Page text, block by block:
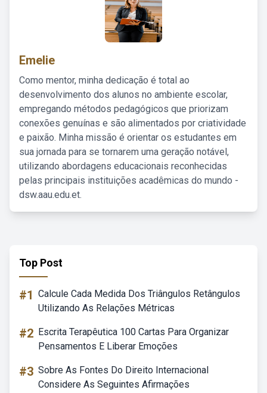
Emelie
Como mentor, minha dedicação é total ao
desenvolvimento dos alunos no ambiente escolar,
empregando métodos pedagógicos que priorizam
conexões genuínas e são alimentados por criatividade
e paixão. Minha missão é orientar os estudantes em
sua jornada para se tornarem uma geração notável,
utilizando abordagens educacionais reconhecidas
pelas principais instituições acadêmicas do mundo -
dsw.aau.edu.et.
Top Post
#1 Calcule Cada Medida Dos Triângulos Retângulos
Utilizando As Relações Métricas
#2 Escrita Terapêutica 100 Cartas Para Organizar
Pensamentos E Liberar Emoções
#3 Sobre As Fontes Do Direito Internacional
Considere As Seguintes Afirmações